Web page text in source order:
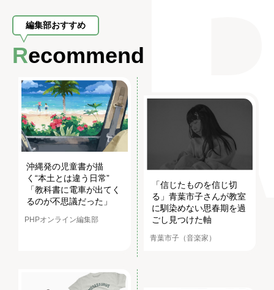
編集部おすすめ
Recommend
沖縄発の児童書が描
く“本土とは違う日常”
「教科書に電車が出てく
るのが不思議だった」
PHPオンライン編集部
「信じたものを信じ切
る」青葉市子さんが教室
に馴染めない思春期を過
ごし見つけた軸
青葉市子（音楽家）